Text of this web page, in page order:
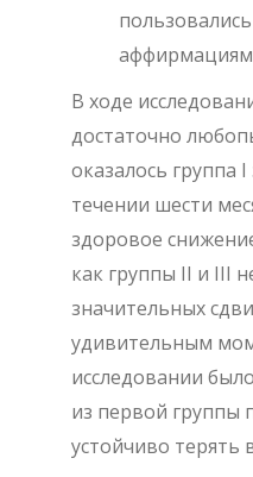
В ходе
достаточно
оказалось группа
течении шести
здоровое
как группы II и III
значительных
удивительным
исследовании
из первой группы
устойчиво терять